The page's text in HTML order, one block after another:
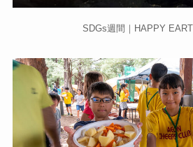
SDGs週間｜HAPPY